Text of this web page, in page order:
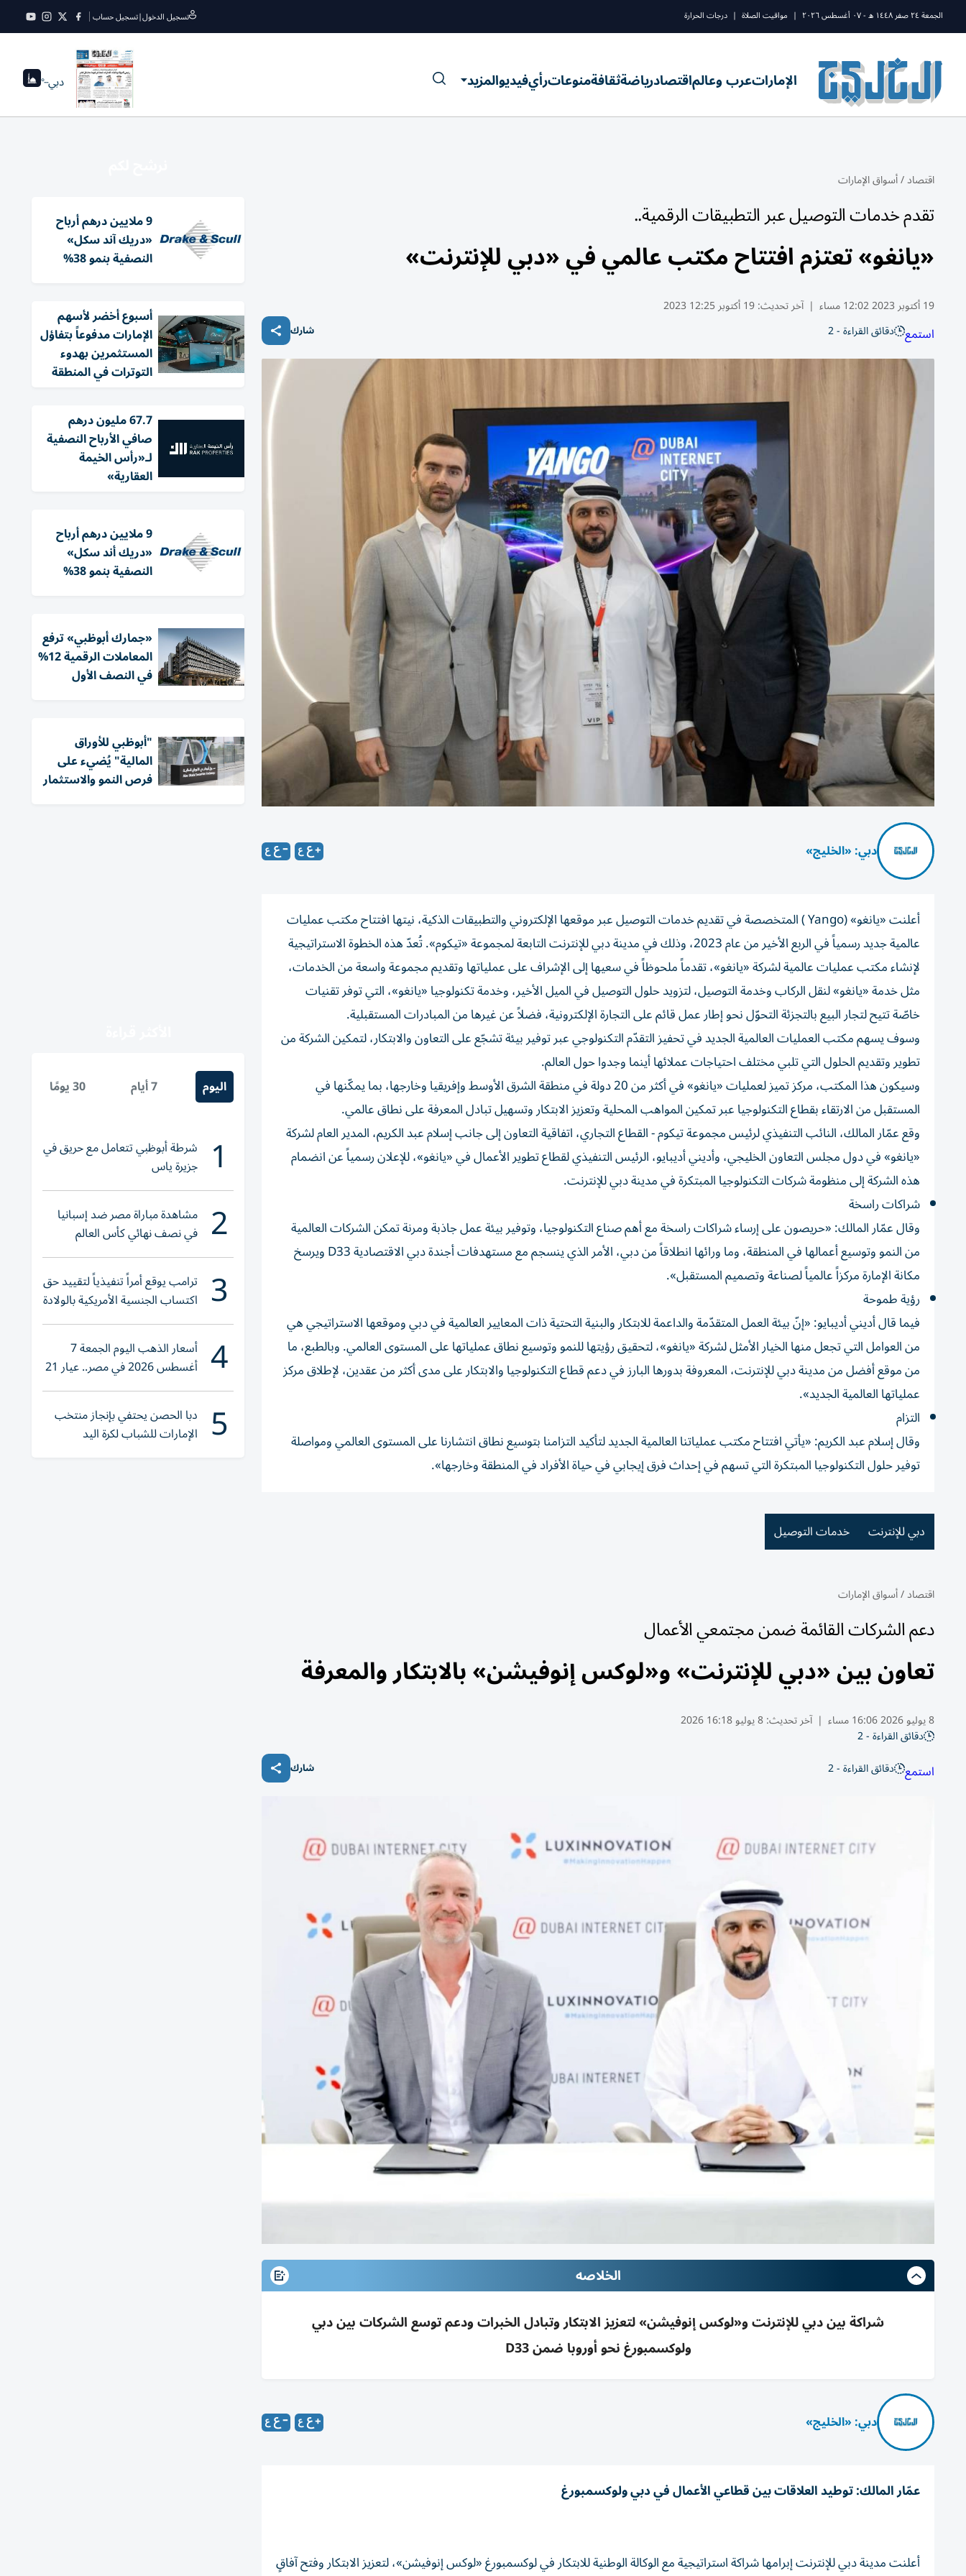
الجمعة ٢٤ صفر ١٤٤٨ ه - ٠٧ أغسطس ٢٠٢٦ | مواقيت الصلاة | درجات الحرارة تسجيل الدخول|تسجيل حساب
الإماراتعرب وعالماقتصادرياضةثقافةمنوعاترأيفيديوالمزيد دبي--°
اقتصاد/أسواق الإمارات
تقدم خدمات التوصيل عبر التطبيقات الرقمية..
«يانغو» تعتزم افتتاح مكتب عالمي في «دبي للإنترنت»
19 أكتوبر 2023 12:02 مساء | آخر تحديث:19 أكتوبر 12:25 2023
استمع دقائق القراءة - 2 شارك
دبي: «الخليج»
أعلنت «يانغو» (Yango ) المتخصصة في تقديم خدمات التوصيل عبر موقعها الإلكتروني والتطبيقات الذكية، نيتها افتتاح مكتب عمليات
عالمية جديد رسمياً في الربع الأخير من عام 2023، وذلك في مدينة دبي للإنترنت التابعة لمجموعة «تيكوم». تُعدّ هذه الخطوة الاستراتيجية
لإنشاء مكتب عمليات عالمية لشركة «يانغو»، تقدماً ملحوظاً في سعيها إلى الإشراف على عملياتها وتقديم مجموعة واسعة من الخدمات،
مثل خدمة «يانغو» لنقل الركاب وخدمة التوصيل، لتزويد حلول التوصيل في الميل الأخير، وخدمة تكنولوجيا «يانغو»، التي توفر تقنيات
خاصّة تتيح لتجار البيع بالتجزئة التحوّل نحو إطار عمل قائم على التجارة الإلكترونية، فضلاً عن غيرها من المبادرات المستقبلية.
وسوف يسهم مكتب العمليات العالمية الجديد في تحفيز التقدّم التكنولوجي عبر توفير بيئة تشجّع على التعاون والابتكار، لتمكين الشركة من
تطوير وتقديم الحلول التي تلبي مختلف احتياجات عملائها أينما وجدوا حول العالم.
وسيكون هذا المكتب، مركز تميز لعمليات «يانغو» في أكثر من 20 دولة في منطقة الشرق الأوسط وإفريقيا وخارجها، بما يمكّنها في
المستقبل من الارتقاء بقطاع التكنولوجيا عبر تمكين المواهب المحلية وتعزيز الابتكار وتسهيل تبادل المعرفة على نطاق عالمي.
وقع عمّار المالك، النائب التنفيذي لرئيس مجموعة تيكوم - القطاع التجاري، اتفاقية التعاون إلى جانب إسلام عبد الكريم، المدير العام لشركة
«يانغو» في دول مجلس التعاون الخليجي، وأديني أديبايو، الرئيس التنفيذي لقطاع تطوير الأعمال في «يانغو»، للإعلان رسمياً عن انضمام
هذه الشركة إلى منظومة شركات التكنولوجيا المبتكرة في مدينة دبي للإنترنت.
شراكات راسخة
وقال عمّار المالك: «حريصون على إرساء شراكات راسخة مع أهم صناع التكنولوجيا، وتوفير بيئة عمل جاذبة ومرنة تمكن الشركات العالمية
من النمو وتوسيع أعمالها في المنطقة، وما ورائها انطلاقاً من دبي، الأمر الذي ينسجم مع مستهدفات أجندة دبي الاقتصادية D33 ويرسخ
مكانة الإمارة مركزاً عالمياً لصناعة وتصميم المستقبل».
رؤية طموحة
فيما قال أديني أديبايو: «إنّ بيئة العمل المتقدّمة والداعمة للابتكار والبنية التحتية ذات المعايير العالمية في دبي وموقعها الاستراتيجي هي
من العوامل التي تجعل منها الخيار الأمثل لشركة «يانغو»، لتحقيق رؤيتها للنمو وتوسيع نطاق عملياتها على المستوى العالمي. وبالطبع، ما
من موقع أفضل من مدينة دبي للإنترنت، المعروفة بدورها البارز في دعم قطاع التكنولوجيا والابتكار على مدى أكثر من عقدين، لإطلاق مركز
عملياتها العالمية الجديد».
التزام
وقال إسلام عبد الكريم: «يأتي افتتاح مكتب عملياتنا العالمية الجديد لتأكيد التزامنا بتوسيع نطاق انتشارنا على المستوى العالمي ومواصلة
توفير حلول التكنولوجيا المبتكرة التي تسهم في إحداث فرق إيجابي في حياة الأفراد في المنطقة وخارجها».
دبي للإنترنت خدمات التوصيل
اقتصاد/أسواق الإمارات
دعم الشركات القائمة ضمن مجتمعي الأعمال
تعاون بين «دبي للإنترنت» و«لوكس إنوفيشن» بالابتكار والمعرفة
8 يوليو 2026 16:06 مساء | آخر تحديث:8 يوليو 16:18 2026
دقائق القراءة - 2
استمع دقائق القراءة - 2 شارك
الخلاصه
شراكة بين دبي للإنترنت و«لوكس إنوفيشن» لتعزيز الابتكار وتبادل الخبرات ودعم توسع الشركات بين دبي
ولوكسمبورغ نحو أوروبا ضمن D33
دبي: «الخليج»
عمّار المالك: توطيد العلاقات بين قطاعي الأعمال في دبي ولوكسمبورغ
أعلنت مدينة دبي للإنترنت إبرامها شراكة استراتيجية مع الوكالة الوطنية للابتكار في لوكسمبورغ «لوكس إنوفيشن»، لتعزيز الابتكار وفتح آفاقٍ
9 ملايين درهم أرباح
«دريك آند سكل»
النصفية بنمو 38%
أسبوع أخضر لأسهم
الإمارات مدفوعاً بتفاؤل
المستثمرين بهدوء
التوترات في المنطقة
67.7 مليون درهم
صافي الأرباح النصفية
لـ«رأس الخيمة
العقارية»
9 ملايين درهم أرباح
«دريك أند سكل»
النصفية بنمو 38%
«جمارك أبوظبي» ترفع
المعاملات الرقمية 12%
في النصف الأول
"أبوظبي للأوراق
المالية" يُضيء على
فرص النمو والاستثمار
اليوم 7 أيام 30 يومًا
1 شرطة أبوظبي تتعامل مع حريق في
جزيرة ياس
2 مشاهدة مباراة مصر ضد إسبانيا
في نصف نهائي كأس العالم
لناشئات اليد 2026
3 ترامب يوقع أمراً تنفيذياً لتقييد حق
اكتساب الجنسية الأمريكية بالولادة
4 أسعار الذهب اليوم الجمعة 7
أغسطس 2026 في مصر.. عيار 21
يقترب من هذا الرقم
5 دبا الحصن يحتفي بإنجاز منتخب
الإمارات للشباب لكرة اليد